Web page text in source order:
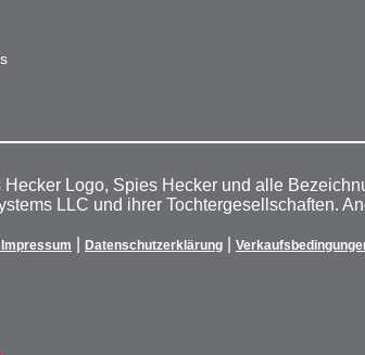
Hecker Logo, Spies Hecker und alle
LLC und ihrer Tochtergesellschaften.
Datenschutzerklärung